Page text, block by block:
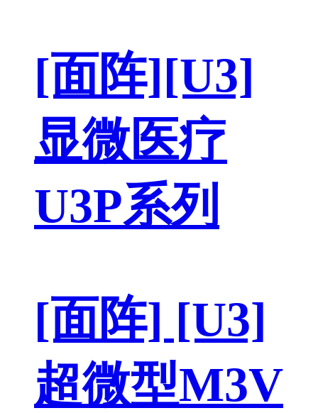
[面阵][U3]
显微医疗
U3P系列
[面阵] [U3]
超微型M3V